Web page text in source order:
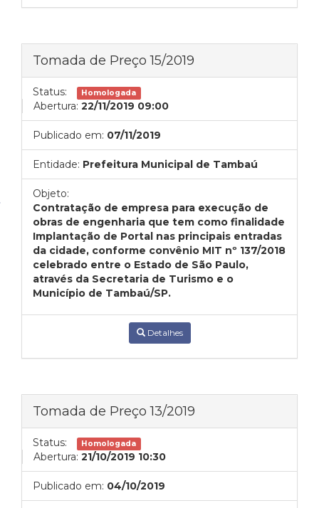
Tomada de Preço 15/2019
Status: Homologada
Abertura: 22/11/2019 09:00
Publicado em: 07/11/2019
Entidade: Prefeitura Municipal de Tambaú
Objeto:
Contratação de empresa para execução de
obras de engenharia que tem como finalidade
Implantação de Portal nas principais entradas
da cidade, conforme convênio MIT nº 137/2018
celebrado entre o Estado de São Paulo,
através da Secretaria de Turismo e o
Município de Tambaú/SP.
Detalhes
Tomada de Preço 13/2019
Status: Homologada
Abertura: 21/10/2019 10:30
Publicado em: 04/10/2019